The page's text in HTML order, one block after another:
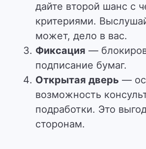
дайте второй шанс с
критериями.
может, дело в вас.
Фиксация —
подписание бумаг.
Открытая дверь —
возможность
подработки. Это
сторонам.